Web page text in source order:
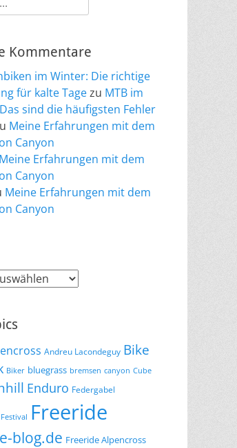
Kommentare
im Winter: Die richtige
für kalte Tagezu MTB im
sind die häufigsten Fehler
Meine Erfahrungen mit dem
Canyon
Meine Erfahrungen mit dem
Canyon
Meine Erfahrungen mit dem
Canyon
Andreu Lacondeguy Bike
Biker bluegrass bremsen canyon Cube
Enduro Federgabel
Festival Freeride
blog.de Freeride Alpencross